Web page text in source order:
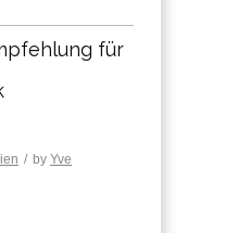
für
/ by Yve